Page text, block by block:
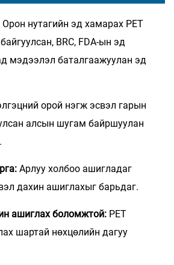
Орон нутагийн эд хамарах PET
BRC, FDA-ын эд
мэдээлэл баталгаажуулан эд
орой нэгж эсвэл гарын
алсын шугам байршуулан
Арлуу холбоо ашигладаг
дахин ашиглахыг барьдаг.
ашиглах боломжтой: PET
шартай нөхцөлийн дагуу